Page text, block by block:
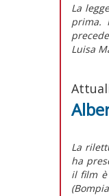
La
prima.
Luisa
La
ha
il film è